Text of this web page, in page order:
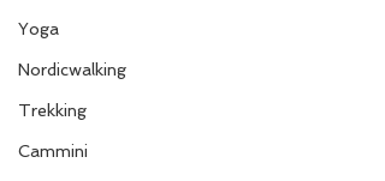
Yoga
Nordicwalking
Trekking
Cammini